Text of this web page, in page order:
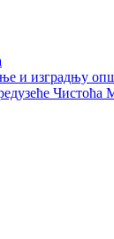
и изградњу
Чистоћа